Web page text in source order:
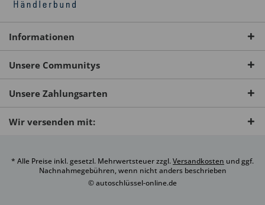
Informationen
Unsere Communitys
Unsere Zahlungsarten
Wir versenden mit:
* Alle Preise inkl. gesetzl. Mehrwertsteuer zzgl.Versandkosten und ggf.
Nachnahmegebühren, wenn nicht anders beschrieben
© autoschlüssel-online.de